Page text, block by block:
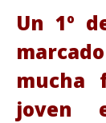
Un 1º
mucha
joven